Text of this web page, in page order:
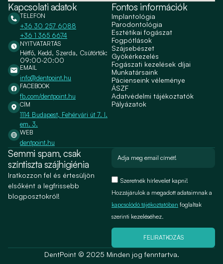
Kapcsolati adatok
TELEFON
+36 30 257 6088
+36 1 365 6674
NYITVATARTÁS
Hétfő, Kedd, Szerda, Csütörtök:
09:00-20:00
EMAIL
info@dentpoint.hu
FACEBOOK
fb.com/dentpoint.hu
CÍM
1114 Budapest, Fehérvári út 7. I.
em. 3.
WEB
dentpoint.hu
Fontos információk
Implantológia
Parodontológia
Esztétikai fogászat
Fogpótlások
Szájsebészet
Gyökérkezelés
Fogászati kezelések díjai
Munkatársaink
Pácienseink véleménye
ÁSZF
Adatvédelmi tájékoztatók
Pályázatok
Semmi spam, csak
színtiszta szájhigiénia
Iratkozzon fel és értesüljön
elsőként a legfrissebb
blogposztokról!
Szeretnék hírlevelet kapni!
Hozzájárulok a megadott adataimnak a
kapcsolódó tájékoztatóban foglaltak
szerinti kezeléséhez.
FELIRATKOZÁS
DentPoint © 2025 Minden jog fenntartva.